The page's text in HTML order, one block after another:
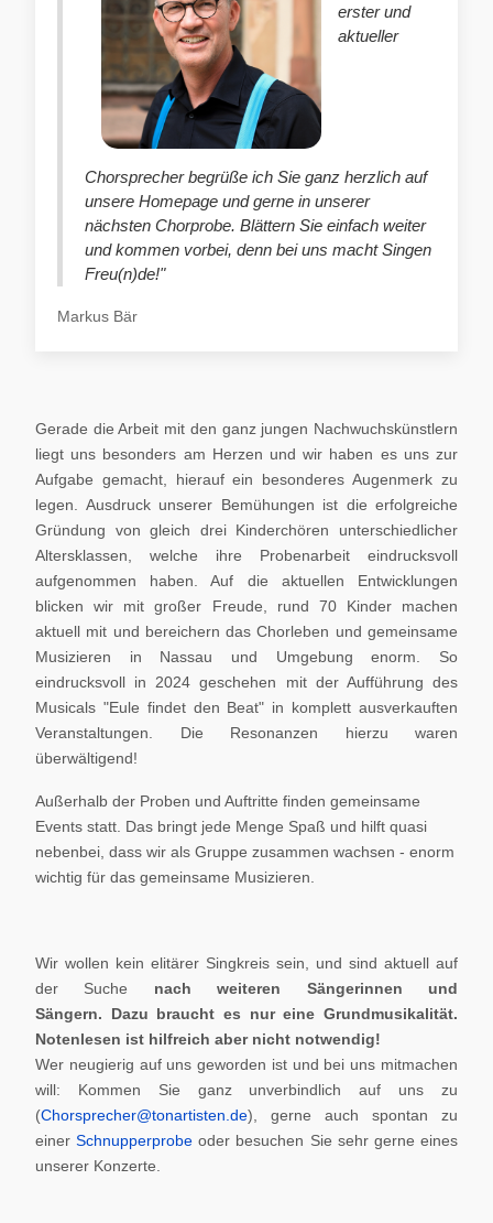
erster und
aktueller
Chorsprecher begrüße ich Sie ganz herzlich auf
unsere Homepage und gerne in unserer
nächsten Chorprobe. Blättern Sie einfach weiter
und kommen vorbei, denn bei uns macht Singen
Freu(n)de!"
Markus Bär
Gerade die Arbeit mit den ganz jungen Nachwuchskünstlern
liegt uns besonders am Herzen und wir haben es uns zur
Aufgabe gemacht, hierauf ein besonderes Augenmerk zu
legen. Ausdruck unserer Bemühungen ist die erfolgreiche
Gründung von gleich drei Kinderchören unterschiedlicher
Altersklassen, welche ihre Probenarbeit eindrucksvoll
aufgenommen haben. Auf die aktuellen Entwicklungen
blicken wir mit großer Freude, rund 70 Kinder machen
aktuell mit und bereichern das Chorleben und gemeinsame
Musizieren in Nassau und Umgebung enorm. So
eindrucksvoll in 2024 geschehen mit der Aufführung des
Musicals "Eule findet den Beat" in komplett ausverkauften
Veranstaltungen. Die Resonanzen hierzu waren
überwältigend!
Außerhalb der Proben und Auftritte finden gemeinsame
Events statt. Das bringt jede Menge Spaß und hilft quasi
nebenbei, dass wir als Gruppe zusammen wachsen - enorm
wichtig für das gemeinsame Musizieren.
Wir wollen kein elitärer Singkreis sein, und sind aktuell auf
der Suche nach weiteren Sängerinnen und
Sängern. Dazu braucht es nur eine Grundmusikalität.
Notenlesen ist hilfreich aber nicht notwendig!
Wer neugierig auf uns geworden ist und bei uns mitmachen
will: Kommen Sie ganz unverbindlich auf uns zu
(Chorsprecher@tonartisten.de), gerne auch spontan zu
einerSchnupperprobe oder besuchen Sie sehr gerne eines
unserer Konzerte.